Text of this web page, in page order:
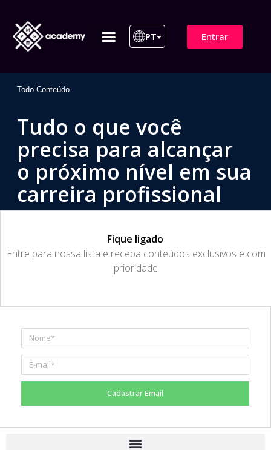
PT Entrar
Todo Conteúdo
Tudo o que você
precisa para alcançar
o próximo nível em sua
carreira profissional
Fique ligado
​Entre para nossa lista e receba conteúdos exclusivos e com
prioridade
Cadastrar Email